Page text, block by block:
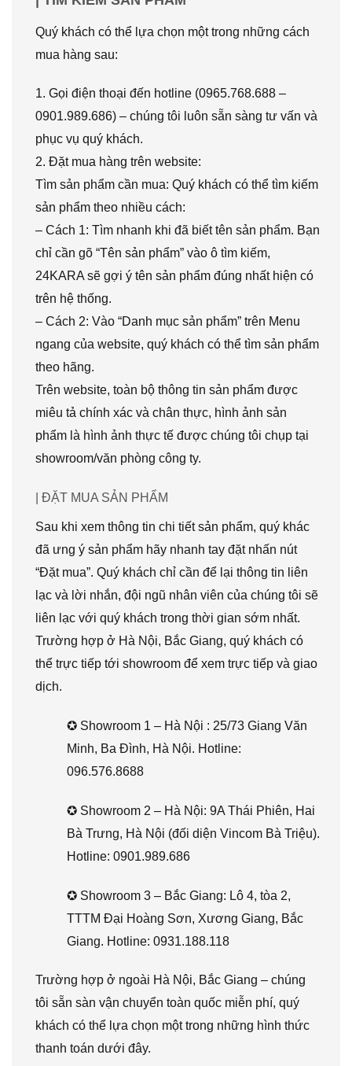
Quý khách có thể lựa chọn một trong những cách
mua hàng sau:
1. Gọi điện thoại đến hotline (0965.768.688 –
0901.989.686) – chúng tôi luôn sẵn sàng tư vấn và
phục vụ quý khách.
2. Đặt mua hàng trên website:
Tìm sản phẩm cần mua: Quý khách có thể tìm kiếm
sản phẩm theo nhiều cách:
– Cách 1: Tìm nhanh khi đã biết tên sản phẩm. Bạn
chỉ cần gõ “Tên sản phẩm” vào ô tìm kiếm,
24KARA sẽ gợi ý tên sản phẩm đúng nhất hiện có
trên hệ thống.
– Cách 2: Vào “Danh mục sản phẩm” trên Menu
ngang của website, quý khách có thể tìm sản phẩm
theo hãng.
Trên website, toàn bộ thông tin sản phẩm được
miêu tả chính xác và chân thực, hình ảnh sản
phẩm là hình ảnh thực tế được chúng tôi chụp tại
showroom/văn phòng công ty.
| ĐẶT MUA SẢN PHẨM
Sau khi xem thông tin chi tiết sản phẩm, quý khác
đã ưng ý sản phẩm hãy nhanh tay đặt nhấn nút
“Đặt mua”. Quý khách chỉ cần để lại thông tin liên
lạc và lời nhắn, đội ngũ nhân viên của chúng tôi sẽ
liên lạc với quý khách trong thời gian sớm nhất.
Trường hợp ở Hà Nội, Bắc Giang, quý khách có
thể trực tiếp tới showroom để xem trực tiếp và giao
dịch.
✪ Showroom 1 – Hà Nội : 25/73 Giang Văn
Minh, Ba Đình, Hà Nội. Hotline:
096.576.8688
✪ Showroom 2 – Hà Nội: 9A Thái Phiên, Hai
Bà Trưng, Hà Nội (đối diện Vincom Bà Triệu).
Hotline: 0901.989.686
✪ Showroom 3 – Bắc Giang: Lô 4, tòa 2,
TTTM Đại Hoàng Sơn, Xương Giang, Bắc
Giang. Hotline: 0931.188.118
Trường hợp ở ngoài Hà Nội, Bắc Giang – chúng
tôi sẵn sàn vận chuyển toàn quốc miễn phí, quý
khách có thể lựa chọn một trong những hình thức
thanh toán dưới đây.